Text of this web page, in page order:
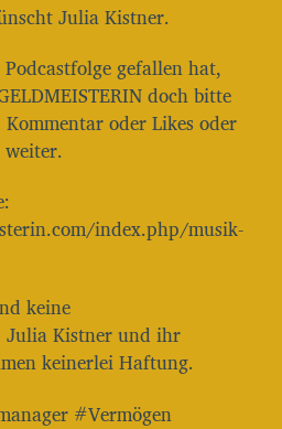
Julia Kistner.
gefallen hat,
doch bitte
oder Likes oder
weiter.
index.php/musik-
keine
Julia Kistner und ihr
keinerlei Haftung.
#Vermögen